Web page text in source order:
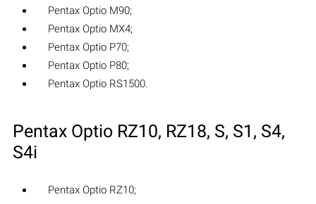
Pentax Optio M90;
Pentax Optio MX4;
Pentax Optio P70;
Pentax Optio P80;
Pentax Optio RS1500.
Pentax Optio RZ10, RZ18, S, S1, S4,
S4i
Pentax Optio RZ10;